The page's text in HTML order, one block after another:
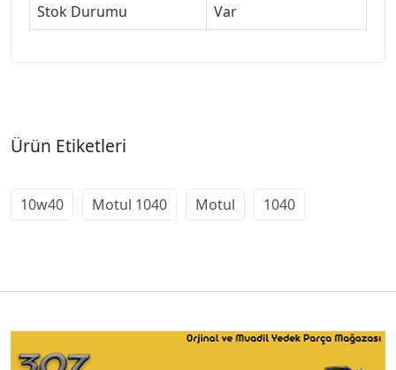
Stok Durumu
Var
Ürün Etiketleri
10w40 Motul 1040 Motul 1040